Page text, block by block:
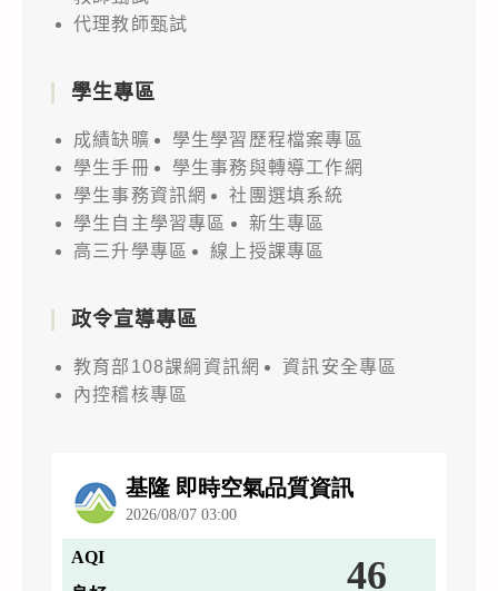
代理教師甄試
學生專區
成績缺曠
學生學習歷程檔案專區
學生手冊
學生事務與轉導工作網
學生事務資訊網
社團選填系統
學生自主學習專區
新生專區
高三升學專區
線上授課專區
政令宣導專區
教育部108課綱資訊網
資訊安全專區
內控稽核專區